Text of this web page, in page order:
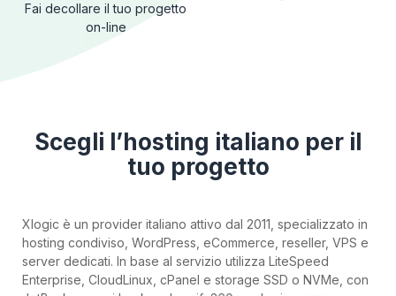
Fai decollare il tuo progetto
on-line
Scegli l’hosting italiano per il
tuo progetto
Xlogic è un provider italiano attivo dal 2011, specializzato in
hosting condiviso, WordPress, eCommerce, reseller, VPS e
server dedicati. In base al servizio utilizza LiteSpeed
Enterprise, CloudLinux, cPanel e storage SSD o NVMe, con